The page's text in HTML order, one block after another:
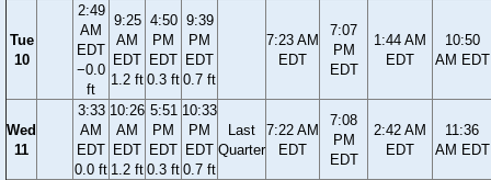
Tue
10
2:49
AM
EDT
−0.0
ft
9:25
AM
EDT
1.2 ft
4:50
PM
EDT
0.3 ft
9:39
PM
EDT
0.7 ft
7:23 AM
EDT
7:07
PM
EDT
1:44 AM
EDT
10:50
AM EDT
Wed
11
3:33
AM
EDT
0.0 ft
10:26
AM
EDT
1.2 ft
5:51
PM
EDT
0.3 ft
10:33
PM
EDT
0.7 ft
Last
Quarter
7:22 AM
EDT
7:08
PM
EDT
2:42 AM
EDT
11:36
AM EDT